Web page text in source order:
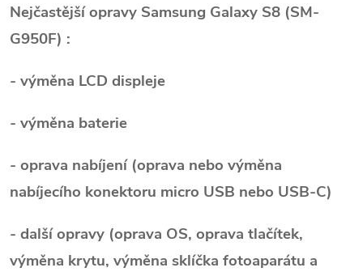
Nejčastější opravy Samsung Galaxy S8 (SM-
G950F) :
- výměna LCD displeje
- výměna baterie
- oprava nabíjení (oprava nebo výměna
nabíjecího konektoru micro USB nebo USB-C)
- další opravy (oprava OS, oprava tlačítek,
výměna krytu, výměna sklíčka fotoaparátu a